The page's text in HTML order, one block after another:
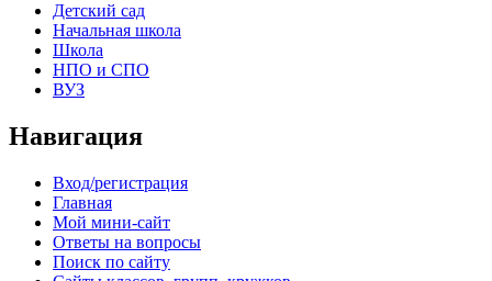
Детский сад
Начальная школа
Школа
НПО и СПО
ВУЗ
Навигация
Вход/регистрация
Главная
Мой мини-сайт
Ответы на вопросы
Поиск по сайту